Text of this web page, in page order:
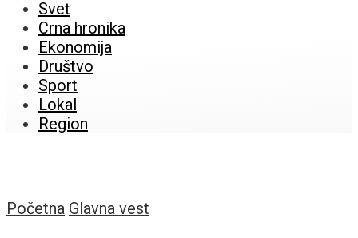
Svet
Crna hronika
Ekonomija
Društvo
Sport
Lokal
Region
Početna Glavna vest